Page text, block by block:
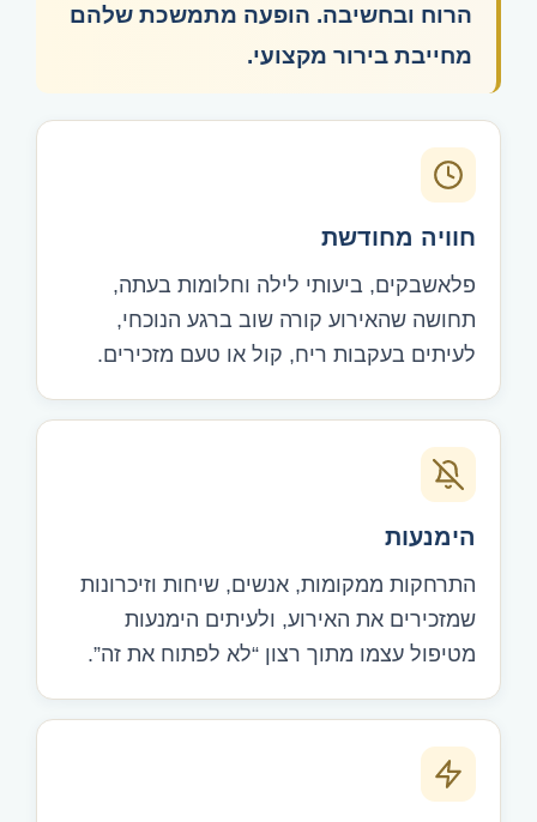
הרוח ובחשיבה. הופעה מתמשכת שלהם
מחייבת בירור מקצועי.
חוויה מחודשת
פלאשבקים, ביעותי לילה וחלומות בעתה,
תחושה שהאירוע קורה שוב ברגע הנוכחי,
לעיתים בעקבות ריח, קול או טעם מזכירים.
הימנעות
התרחקות ממקומות, אנשים, שיחות וזיכרונות
שמזכירים את האירוע, ולעיתים הימנעות
מטיפול עצמו מתוך רצון “לא לפתוח את זה”.